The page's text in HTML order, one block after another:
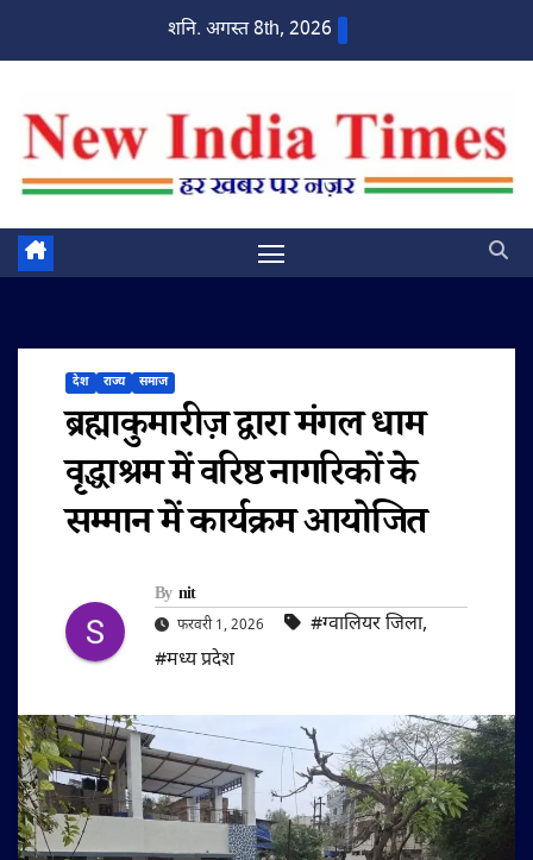
शनि. अगस्त 8th, 2026
देश राज्य समाज
ब्रह्माकुमारीज़ द्वारा मंगल धाम
वृद्धाश्रम में वरिष्ठ नागरिकों के
सम्मान में कार्यक्रम आयोजित
By nit
फरवरी 1, 2026 #ग्वालियर जिला,
#मध्य प्रदेश